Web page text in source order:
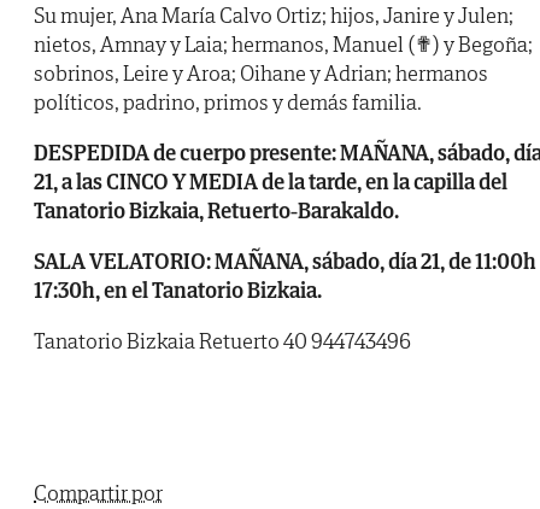
Su mujer, Ana María Calvo Ortiz; hijos, Janire y Julen;
nietos, Amnay y Laia; hermanos, Manuel (✟) y Begoña;
sobrinos, Leire y Aroa; Oihane y Adrian; hermanos
políticos, padrino, primos y demás familia.
DESPEDIDA de cuerpo presente: MAÑANA, sábado,
21, a las CINCO Y MEDIA de la tarde, en la capilla del
Tanatorio Bizkaia, Retuerto-Barakaldo.
SALA VELATORIO: MAÑANA, sábado, día 21, de 11:00h
17:30h, en el Tanatorio Bizkaia.
Tanatorio Bizkaia Retuerto 40 944743496
Compartir por